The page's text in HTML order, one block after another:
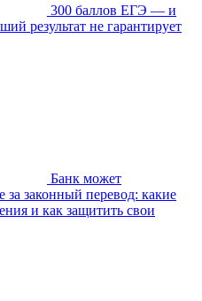
300 баллов ЕГЭ — и
результат не гарантирует
Банк может
за законный перевод: какие
и как защитить свои